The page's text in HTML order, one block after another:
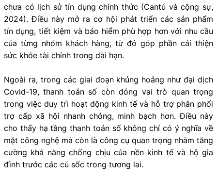
chưa có lịch sử tín dụng chính thức (Cantú và cộng sự,
2024). Điều này mở ra cơ hội phát triển các sản phẩm
tín dụng, tiết kiệm và bảo hiểm phù hợp hơn với nhu cầu
của từng nhóm khách hàng, từ đó góp phần cải thiện
sức khỏe tài chính trong dài hạn.
Ngoài ra, trong các giai đoạn khủng hoảng như đại dịch
Covid-19, thanh toán số còn đóng vai trò quan trọng
trong việc duy trì hoạt động kinh tế và hỗ trợ phân phối
trợ cấp xã hội nhanh chóng, minh bạch hơn. Điều này
cho thấy hạ tầng thanh toán số không chỉ có ý nghĩa về
mặt công nghệ mà còn là công cụ quan trọng nhằm tăng
cường khả năng chống chịu của nền kinh tế và hộ gia
đình trước các cú sốc trong tương lai.